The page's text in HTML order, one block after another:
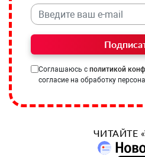
Соглашаюсь с политикой
согласие на обработку
ЧИТАЙТЕ